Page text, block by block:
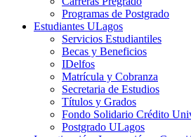
Programas de Postgrado
Estudiantes ULagos
Servicios Estudiantiles
Becas y Beneficios
IDelfos
Matrícula y Cobranza
Secretaria de Estudios
Títulos y Grados
Fondo Solidario Crédito
Postgrado ULagos